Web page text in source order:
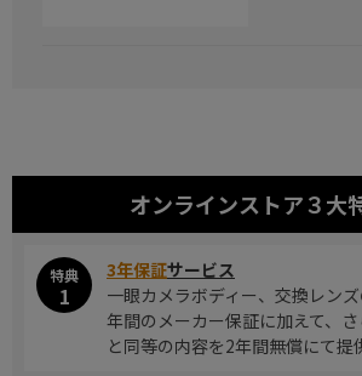
オンラインストア３大
特典
1
3年保証サービス
一眼カメラボディー、交換レン
年間のメーカー保証に加えて、
と同等の内容を2年間無償にて提